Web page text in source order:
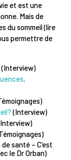
et est une
Mais de
du sommeil (lire
permettre de
(Interview)
.
(Interview)
santé – C’est
le Dr Orban)